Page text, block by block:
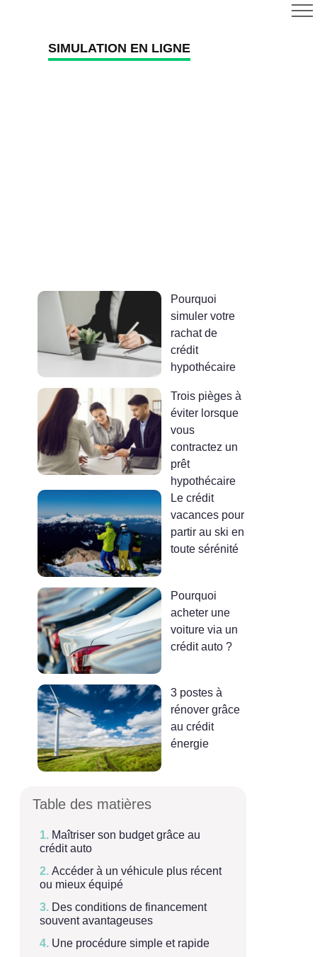
SIMULATION EN LIGNE
Pourquoi
simuler votre
rachat de
crédit
hypothécaire
Trois pièges à
éviter lorsque
vous
contractez un
prêt
hypothécaire
Le crédit
vacances pour
partir au ski en
toute sérénité
Pourquoi
acheter une
voiture via un
crédit auto ?
3 postes à
rénover grâce
au crédit
énergie
Table des matières
Maîtriser son budget grâce au
crédit auto
Accéder à un véhicule plus récent
ou mieux équipé
Des conditions de financement
souvent avantageuses
Une procédure simple et rapide